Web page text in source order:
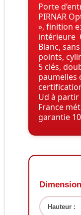
Porte
PIRNAR
», finition
intérieure
Blanc,
points,
5 clés,
paumelles
Ud à partir
France
garantie
Hauteur :